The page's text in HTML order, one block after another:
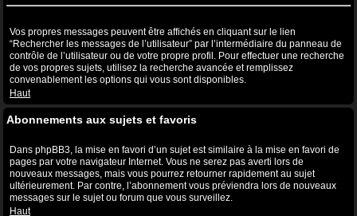
Vos propres messages peuvent être affichés en cliquant sur le lien
“Rechercher les messages de l’utilisateur” par l’intermédiaire du panneau de
contrôle de l’utilisateur ou de votre propre profil. Pour effectuer une recherche
de vos propres sujets, utilisez la recherche avancée et remplissez
convenablement les options qui vous sont disponibles.
Haut
Abonnements aux sujets et favoris
Dans phpBB3, la mise en favori d’un sujet est similaire à la mise en favori de
pages par votre navigateur Internet. Vous ne serez pas averti lors de
nouveaux messages, mais vous pourrez retourner rapidement au sujet
ultérieurement. Par contre, l’abonnement vous préviendra lors de nouveaux
messages sur le sujet ou forum que vous surveillez.
Haut